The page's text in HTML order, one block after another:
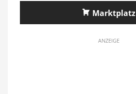
Marktplatz
ANZEIGE